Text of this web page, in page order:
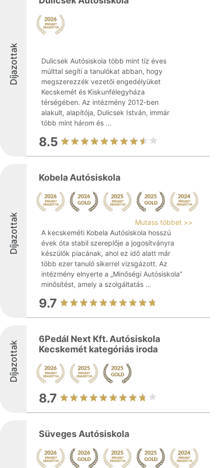
Díjazottak
Dulicsek Autósiskola több mint tíz éves
múlttal segíti a tanulókat abban, hogy
megszerezzék vezetői engedélyüket
Kecskemét és Kiskunfélegyháza
térségében. Az intézmény 2012-ben
alakult, alapítója, Dulicsek István, immár
több mint három és ...
8.5
Díjazottak
Kobela Autósiskola
Mutass többet >>
A kecskeméti Kobela Autósiskola hosszú
évek óta stabil szereplője a jogosítványra
készülők piacának, ahol ez idő alatt már
több ezer tanuló sikerrel vizsgázott. Az
intézmény elnyerte a „Minőségi Autósiskola”
minősítést, amely a szolgáltatás ...
9.7
Díjazottak
6Pedál Next Kft. Autósiskola
Kecskemét kategóriás iroda
8.7
Süveges Autósiskola